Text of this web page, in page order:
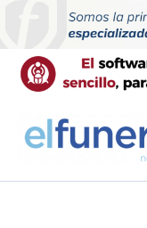
contenido